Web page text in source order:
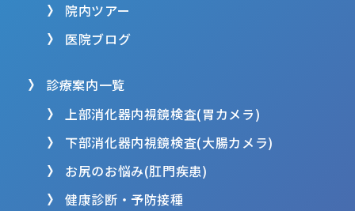
院内ツアー
医院ブログ
診療案内一覧
上部消化器内視鏡検査(胃カメラ)
下部消化器内視鏡検査(大腸カメラ)
お尻のお悩み(肛門疾患)
健康診断・予防接種